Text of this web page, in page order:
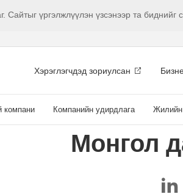
Сайтыг үргэлжлүүлэн үзсэнээр та
Хэрэглэгчдэд зориулсан
компани Компанийн удирдлага Жилийн
Монгол